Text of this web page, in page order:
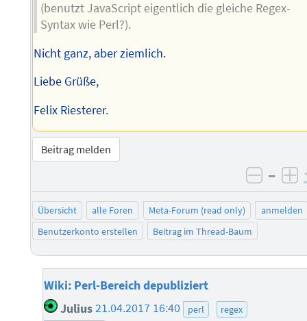
(benutzt JavaScript eigentlich die gleiche Regex-
Syntax wie Perl?).
Nicht ganz, aber ziemlich.
Liebe Grüße,
Felix Riesterer.
Beitrag melden
–
Übersicht alle Foren Meta-Forum (read only)
anmelden
Benutzerkonto erstellen
Beitrag im Thread-Baum
Wiki: Perl-Bereich depubliziert
Julius21.04.2017 16:40 perl
regex